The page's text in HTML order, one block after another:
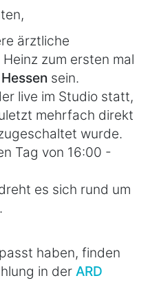
ärztliche
zum ersten mal
sein.
live im Studio statt,
mehrfach direkt
wurde.
Tag von 16:00 -
es sich rund um
haben, finden
in der ARD